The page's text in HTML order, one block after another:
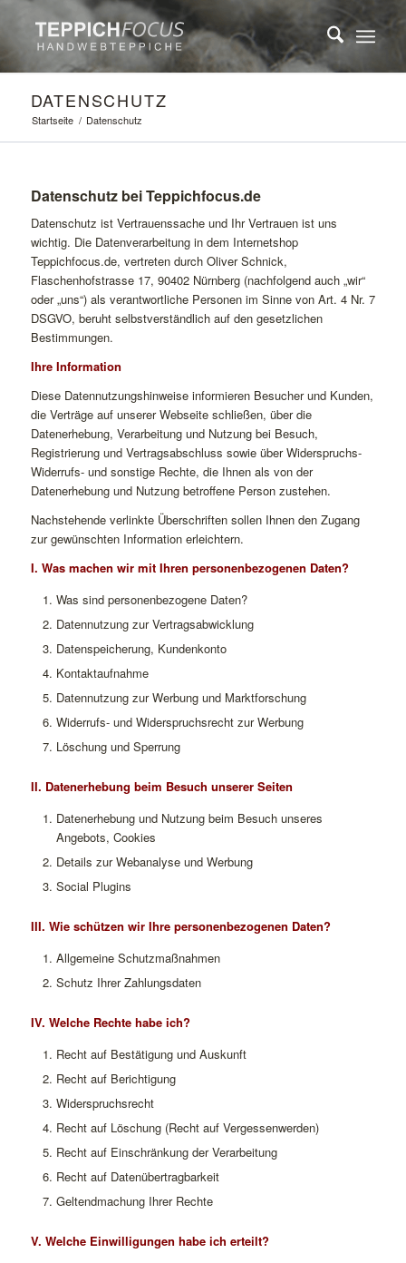
DATENSCHUTZ
Startseite / Datenschutz
Datenschutz bei Teppichfocus.de
Datenschutz ist Vertrauenssache und Ihr Vertrauen ist uns
wichtig. Die Datenverarbeitung in dem Internetshop
Teppichfocus.de, vertreten durch Oliver Schnick,
Flaschenhofstrasse 17, 90402 Nürnberg (nachfolgend auch „wir“
oder „uns“) als verantwortliche Personen im Sinne von Art. 4 Nr. 7
DSGVO, beruht selbstverständlich auf den gesetzlichen
Bestimmungen.
Ihre Information
Diese Datennutzungshinweise informieren Besucher und Kunden,
die Verträge auf unserer Webseite schließen, über die
Datenerhebung, Verarbeitung und Nutzung bei Besuch,
Registrierung und Vertragsabschluss sowie über Widerspruchs-
Widerrufs- und sonstige Rechte, die Ihnen als von der
Datenerhebung und Nutzung betroffene Person zustehen.
Nachstehende verlinkte Überschriften sollen Ihnen den Zugang
zur gewünschten Information erleichtern.
I. Was machen wir mit Ihren personenbezogenen Daten?
Was sind personenbezogene Daten?
Datennutzung zur Vertragsabwicklung
Datenspeicherung, Kundenkonto
Kontaktaufnahme
Datennutzung zur Werbung und Marktforschung
Widerrufs- und Widerspruchsrecht zur Werbung
Löschung und Sperrung
II. Datenerhebung beim Besuch unserer Seiten
Datenerhebung und Nutzung beim Besuch unseres
Angebots, Cookies
Details zur Webanalyse und Werbung
Social Plugins
III. Wie schützen wir Ihre personenbezogenen Daten?
Allgemeine Schutzmaßnahmen
Schutz Ihrer Zahlungsdaten
IV. Welche Rechte habe ich?
Recht auf Bestätigung und Auskunft
Recht auf Berichtigung
Widerspruchsrecht
Recht auf Löschung (Recht auf Vergessenwerden)
Recht auf Einschränkung der Verarbeitung
Recht auf Datenübertragbarkeit
Geltendmachung Ihrer Rechte
V. Welche Einwilligungen habe ich erteilt?